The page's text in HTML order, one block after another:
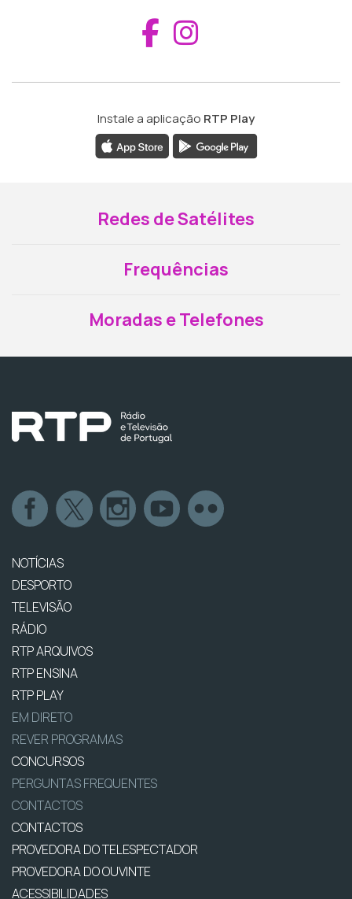
Aceder ao
Instale a aplicação RTP Play
Redes de Satélites
Frequências
Moradas e Telefones
NOTÍCIAS
DESPORTO
TELEVISÃO
RÁDIO
RTP ARQUIVOS
RTP ENSINA
RTP PLAY
EM DIRETO
REVER PROGRAMAS
CONCURSOS
PERGUNTAS FREQUENTES
CONTACTOS
CONTACTOS
PROVEDORA DO TELESPECTADOR
PROVEDORA DO OUVINTE
ACESSIBILIDADES